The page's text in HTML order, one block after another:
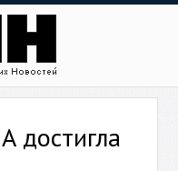
достигла